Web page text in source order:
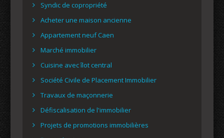
Syndic de copropriété
Acheter une maison ancienne
Appartement neuf Caen
Marché immobilier
Cuisine avec îlot central
Société Civile de Placement Immobilier
Travaux de maçonnerie
Défiscalisation de l'immobilier
Projets de promotions immobilières